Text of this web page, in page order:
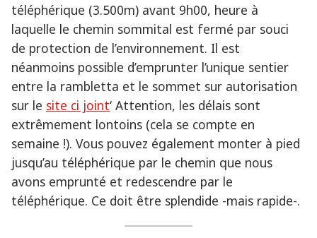
téléphérique (3.500m) avant 9h00, heure à
laquelle le chemin sommital est fermé par souci
de protection de l’environnement. Il est
néanmoins possible d’emprunter l’unique sentier
entre la rambletta et le sommet sur autorisation
sur le site ci joint‘ Attention, les délais sont
extrêmement lontoins (cela se compte en
semaine !). Vous pouvez également monter à pied
jusqu’au téléphérique par le chemin que nous
avons emprunté et redescendre par le
téléphérique. Ce doit être splendide -mais rapide-.